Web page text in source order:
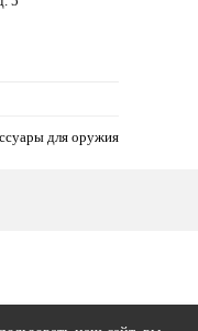
для оружия